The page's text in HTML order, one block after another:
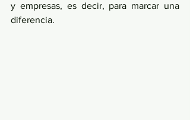
y empresas, es decir, para marcar una
diferencia.